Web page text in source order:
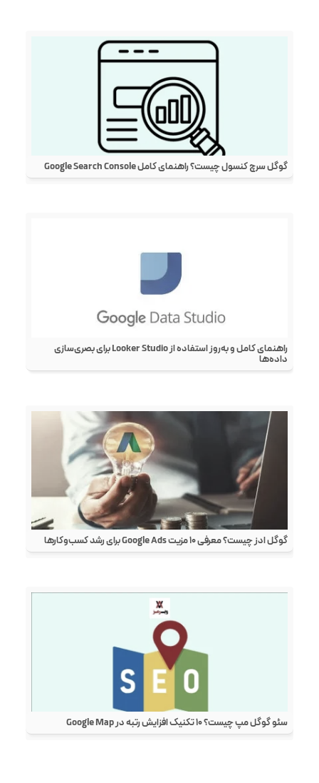
گوگل سرچ کنسول چیست؟ راهنمای کامل Google Search Console
راهنمای کامل و به‌روز استفاده از Looker Studio برای بصری‌سازی
داده‌ها
گوگل ادز چیست؟ معرفی ۱۰ مزیت Google Ads برای رشد کسب‌وکارها
سئو گوگل مپ چیست؟ ۱۰ تکنیک افزایش رتبه در Google Map